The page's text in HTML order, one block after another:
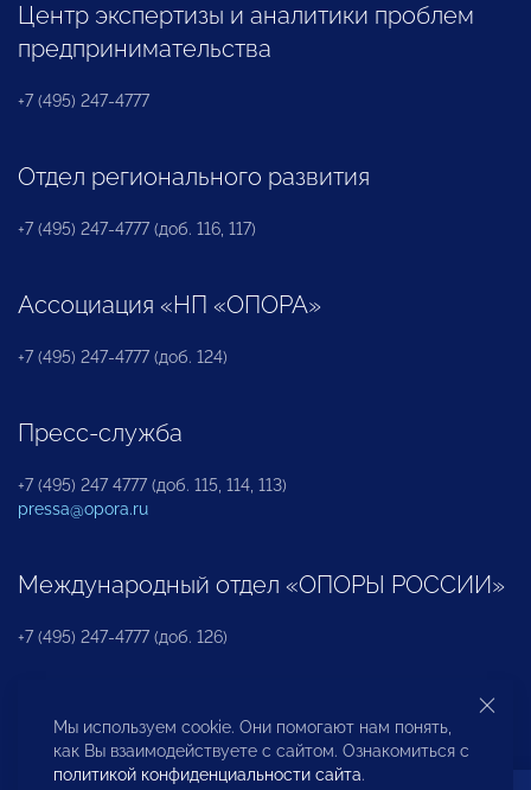
Центр экспертизы и аналитики проблем
предпринимательства
+7 (495) 247-4777
Отдел регионального развития
+7 (495) 247-4777 (доб. 116, 117)
Ассоциация «НП «ОПОРА»
+7 (495) 247-4777 (доб. 124)
Пресс-служба
+7 (495) 247 4777 (доб. 115, 114, 113)
pressa@opora.ru
Международный отдел «ОПОРЫ РОССИИ»
+7 (495) 247-4777 (доб. 126)
Бюро по защите прав предпринимателей и
инвесторов
Мы используем cookie. Они помогают нам понять,
как Вы взаимодействуете с сайтом. Ознакомиться с
политикой конфиденциальности сайта.